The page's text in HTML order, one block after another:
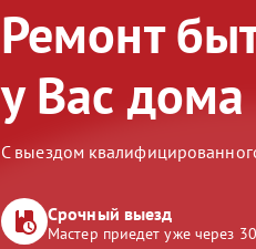
Ремонт
у Вас дома
С выездом
Срочный выезд
Мастер приедет уже через